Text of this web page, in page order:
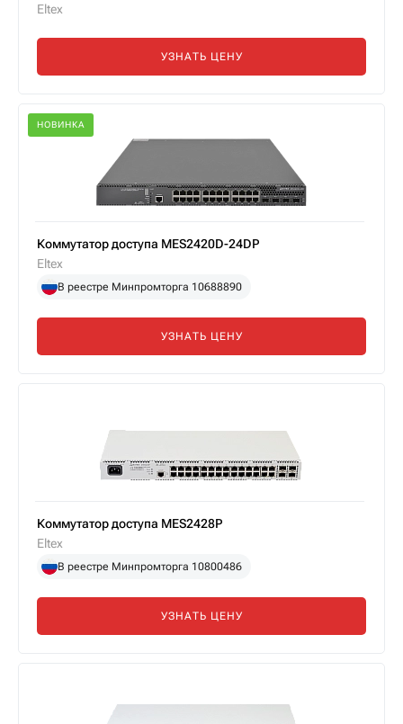
Eltex
УЗНАТЬ ЦЕНУ
НОВИНКА
Коммутатор доступа MES2420D-24DP
Eltex
В реестре Минпромторга 10688890
УЗНАТЬ ЦЕНУ
Коммутатор доступа MES2428P
Eltex
В реестре Минпромторга 10800486
УЗНАТЬ ЦЕНУ